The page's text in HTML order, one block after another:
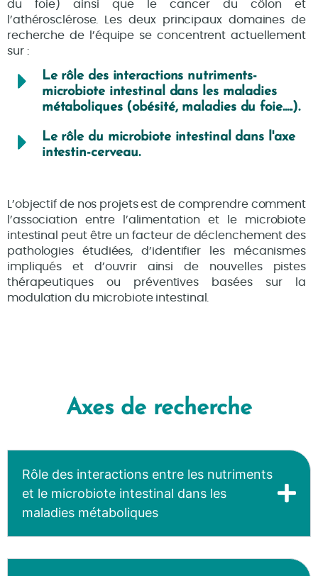
du foie) ainsi que le cancer du côlon et
l’athérosclérose. Les deux principaux domaines de
recherche de l’équipe se concentrent actuellement
sur :
Le rôle des interactions nutriments-
microbiote intestinal dans les maladies
métaboliques (obésité, maladies du foie.....).
Le rôle du microbiote intestinal dans l'axe
intestin-cerveau.
L’objectif de nos projets est de comprendre comment
l’association entre l’alimentation et le microbiote
intestinal peut être un facteur de déclenchement des
pathologies étudiées, d’identifier les mécanismes
impliqués et d’ouvrir ainsi de nouvelles pistes
thérapeutiques ou préventives basées sur la
modulation du microbiote intestinal.
Axes de recherche
Rôle des interactions entre les nutriments
et le microbiote intestinal dans les
maladies métaboliques